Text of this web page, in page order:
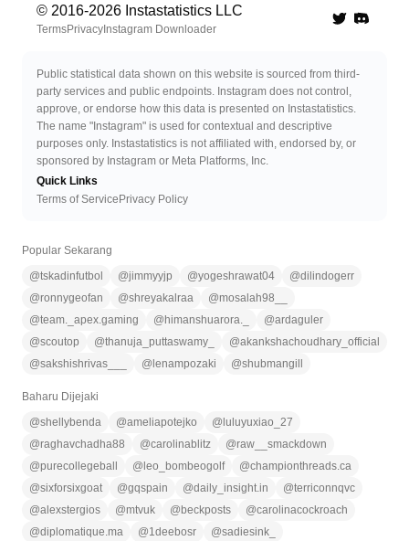
© 2016-2026 Instastatistics LLC
TermsPrivacy Instagram Downloader TwitterDiscord
Public statistical data shown on this website is sourced from third-
party services and public endpoints. Instagram does not control,
approve, or endorse how this data is presented on Instastatistics.
The name "Instagram" is used for contextual and descriptive
purposes only. Instastatistics is not affiliated with, endorsed by, or
sponsored by Instagram or Meta Platforms, Inc.
Quick Links
Terms of Service Privacy Policy
Popular Sekarang
@tskadinfutbol @jimmyyjp @yogeshrawat04 @dilindogerr
@ronnygeofan @shreyakalraa @mosalah98__
@team._apex.gaming @ himanshuarora._ @ardaguler
@scoutop @thanuja_puttaswamy_ @akankshachoudhary_official
@sakshishrivas___ @ lenampozaki @shubmangill
Baharu Dijejaki
@shellybenda @ameliapotejko @ luluyuxiao_27
@raghavchadha88 @carolinablitz @raw__smackdown
@purecollegeball @ leo_bombeogolf @championthreads.ca
@sixforsixgoat @gqspain @daily_insight.in @terriconnqvc
@alexstergios @mtvuk @ beckposts @carolinacockroach
@diplomatique.ma @1deebosr @sadiesink_